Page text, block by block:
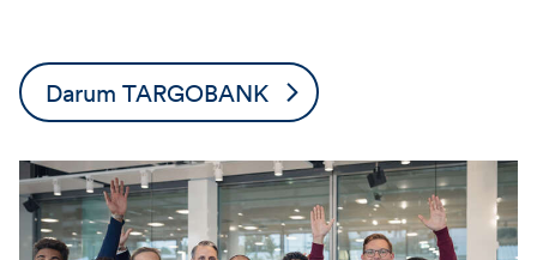
Darum TARGOBANK